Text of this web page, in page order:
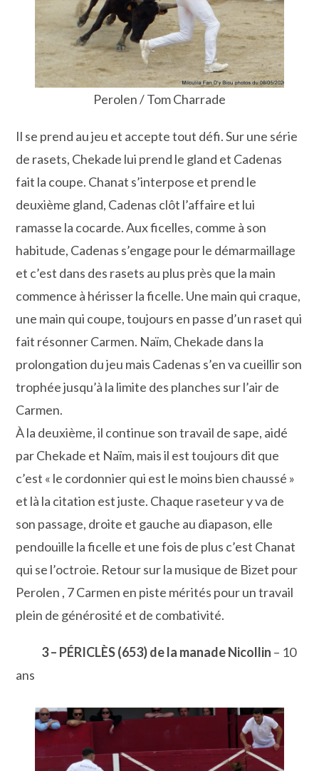
Perolen / Tom Charrade
Il se prend au jeu et accepte tout défi. Sur une série
de rasets, Chekade lui prend le gland et Cadenas
fait la coupe. Chanat s’interpose et prend le
deuxième gland, Cadenas clôt l’affaire et lui
ramasse la cocarde. Aux ficelles, comme à son
habitude, Cadenas s’engage pour le démarmaillage
et c’est dans des rasets au plus près que la main
commence à hérisser la ficelle. Une main qui craque,
une main qui coupe, toujours en passe d’un raset qui
fait résonner Carmen. Naïm, Chekade dans la
prolongation du jeu mais Cadenas s’en va cueillir son
trophée jusqu’à la limite des planches sur l’air de
Carmen.
À la deuxième, il continue son travail de sape, aidé
par Chekade et Naïm, mais il est toujours dit que
c’est « le cordonnier qui est le moins bien chaussé »
et là la citation est juste. Chaque raseteur y va de
son passage, droite et gauche au diapason, elle
pendouille la ficelle et une fois de plus c’est Chanat
qui se l’octroie. Retour sur la musique de Bizet pour
Perolen , 7 Carmen en piste mérités pour un travail
plein de générosité et de combativité.
3 – PÉRICLÈS (653) de la manade Nicollin – 10
ans